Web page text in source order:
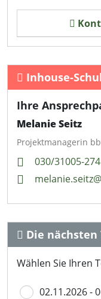
Inhouse-
Ihre
Melanie Seitz
Projektmanagerin
030/31005-274
Die nächsten
Wählen Sie Ihren
02.11.2026 -